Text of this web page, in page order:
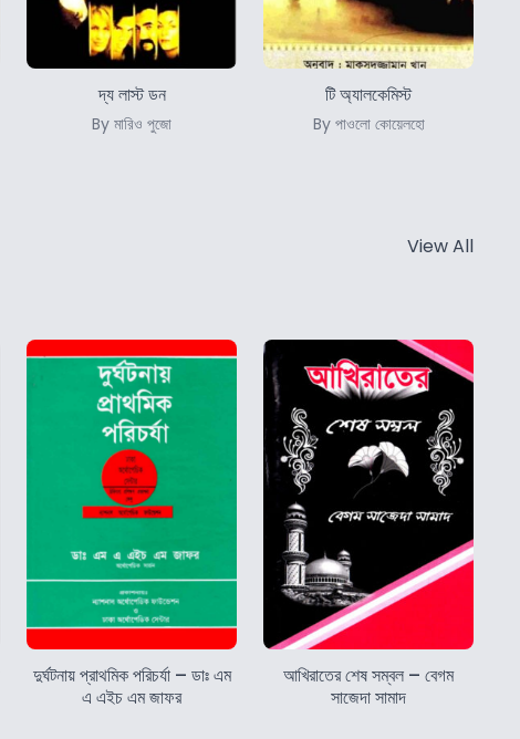
দ্য লাস্ট ডন
By মারিও পুজো
টি অ্যালকেমিস্ট
By পাওলো কোয়েলহো
View All
দুর্ঘটনায় প্রাথমিক পরিচর্যা – ডাঃ এম
এ এইচ এম জাফর
আখিরাতের শেষ সম্বল – বেগম
সাজেদা সামাদ